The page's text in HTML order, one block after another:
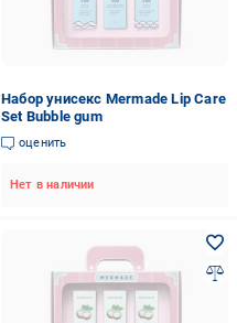
Набор унисекс Mermade Lip Care
Set Bubble gum
оценить
Нет в наличии